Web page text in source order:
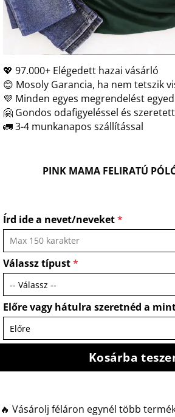
💖 97.000+ Elégedett hazai vásárló
😊 Mosoly Garancia, ha nem tetszik
💜 Minden egyes megrendelést
🤗 Gondos odafigyeléssel és
🚛 3-4 munkanapos szállítással
PINK MAMA FELIRATÚ
Írd ide a nevet/neveket*
Válassz típust*
Előre vagy hátulra szeretnéd a
Kosárba
🔥 Vásárolj féláron egynél több